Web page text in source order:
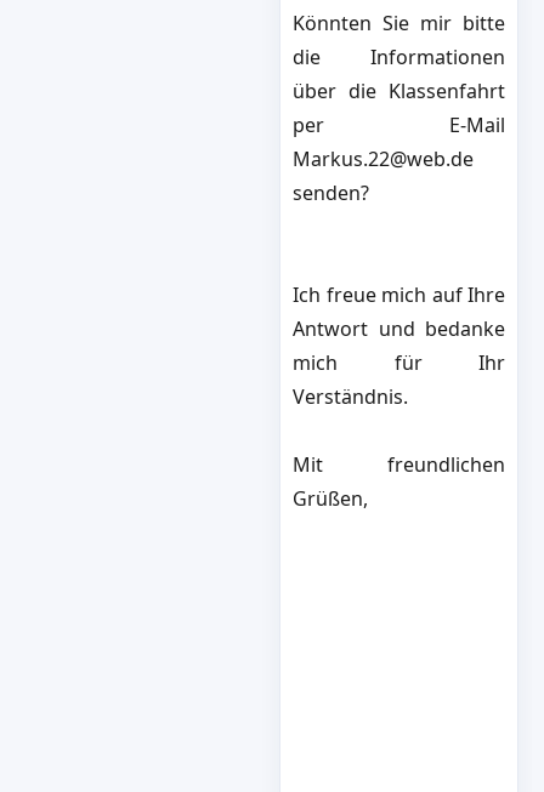
Könnten Sie mir bitte
die Informationen
über die Klassenfahrt
per E-Mail
Markus.22@web.de
senden?
Ich freue mich auf Ihre
Antwort und bedanke
mich für Ihr
Verständnis.
Mit freundlichen
Grüßen,